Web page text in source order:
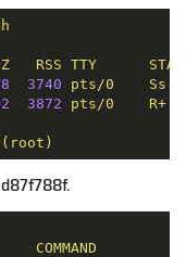
RSS TTY
STAT
3740 pts/0
Ss
3872 pts/0
R+
COMMAND